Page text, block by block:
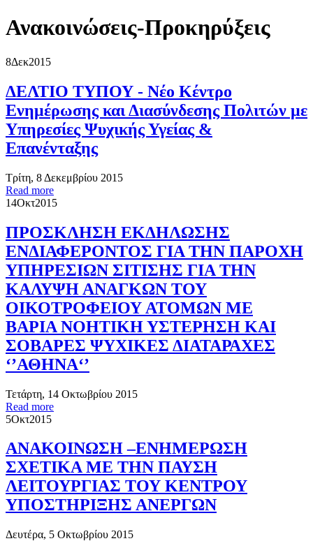
Ανακοινώσεις-Προκηρύξεις
8Δεκ2015
ΔΕΛΤΙΟ ΤΥΠΟΥ - Νέο Κέντρο
Ενημέρωσης και Διασύνδεσης Πολιτών με
Υπηρεσίες Ψυχικής Υγείας &
Επανένταξης
Τρίτη, 8 Δεκεμβρίου 2015
Read more
14Οκτ2015
ΠΡΟΣΚΛΗΣΗ ΕΚΔΗΛΩΣΗΣ
ΕΝΔΙΑΦΕΡΟΝΤΟΣ ΓΙΑ ΤΗΝ ΠΑΡΟΧΗ
ΥΠΗΡΕΣΙΩΝ ΣΙΤΙΣΗΣ ΓΙΑ ΤΗΝ
ΚΑΛΥΨΗ ΑΝΑΓΚΩΝ ΤΟΥ
ΟΙΚΟΤΡΟΦΕΙΟΥ ΑΤΟΜΩΝ ΜΕ
ΒΑΡΙΑ ΝΟΗΤΙΚΗ ΥΣΤΕΡΗΣΗ ΚΑΙ
ΣΟΒΑΡΕΣ ΨΥΧΙΚΕΣ ΔΙΑΤΑΡΑΧΕΣ
‘’ΑΘΗΝΑ‘’
Τετάρτη, 14 Οκτωβρίου 2015
Read more
5Οκτ2015
ΑΝΑΚΟΙΝΩΣΗ –ΕΝΗΜΕΡΩΣΗ
ΣΧΕΤΙΚΑ ΜΕ ΤΗΝ ΠΑΥΣΗ
ΛΕΙΤΟΥΡΓΙΑΣ ΤΟΥ ΚΕΝΤΡΟΥ
ΥΠΟΣΤΗΡΙΞΗΣ ΑΝΕΡΓΩΝ
Δευτέρα, 5 Οκτωβρίου 2015